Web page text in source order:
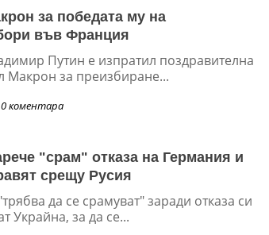
за победата му на
във Франция
Путин е изпратил поздравителна
Макрон за преизбиране...
0коментара
"срам" отказа на Германия и
срещу Русия
да се срамуват" заради отказа си
Украйна, за да се...